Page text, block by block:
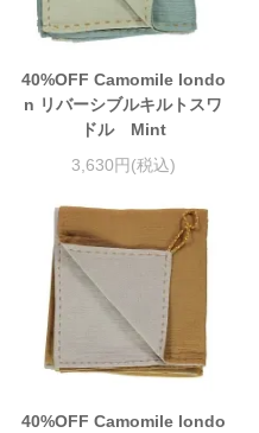
40%OFF Camomile londo
n リバーシブルキルトスワ
ドル Mint
3,630円(税込)
40%OFF Camomile londo